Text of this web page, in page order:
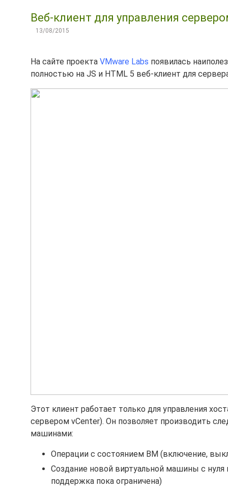
Веб-клиент для управления
13/08/2015
На сайте проекта VMware Labs появилась
полностью на JS и HTML 5 веб-клиент для
Этот клиент работает только для управления
сервером vCenter). Он позволяет производить
машинами:
Операции с состоянием ВМ (включение,
Создание новой виртуальной машины с нуля
поддержка пока ограничена)